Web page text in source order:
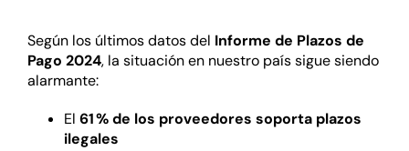
Según los últimos datos del Informe de Plazos de
Pago 2024, la situación en nuestro país sigue siendo
alarmante:
El 61 % de los proveedores soporta plazos
ilegales